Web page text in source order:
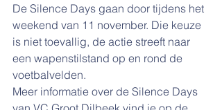
De Silence Days gaan door tijdens het
weekend van 11 november. Die keuze
is niet toevallig, de actie streeft naar
een wapenstilstand op en rond de
voetbalvelden.
Meer informatie over de Silence Days